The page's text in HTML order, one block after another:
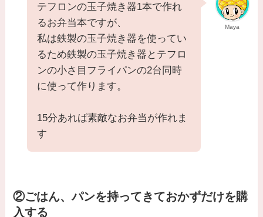
Maya
テフロンの玉子焼き器1本で作れ
るお弁当本ですが、
私は鉄製の玉子焼き器を使ってい
るため鉄製の玉子焼き器とテフロ
ンの小さ目フライパンの2台同時
に使って作ります。
15分あれば素敵なお弁当が作れま
す
②ごはん、パンを持ってきておかずだけを購
入する